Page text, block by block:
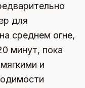
для
среднем огне,
минут, пока
и